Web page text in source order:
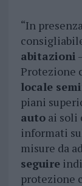
“In
abitazioni
Protezione
locale
piani
autoai soli
informati
misure da
seguire
protezione